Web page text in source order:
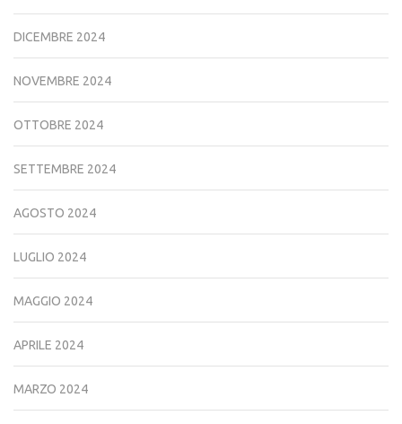
DICEMBRE 2024
NOVEMBRE 2024
OTTOBRE 2024
SETTEMBRE 2024
AGOSTO 2024
LUGLIO 2024
MAGGIO 2024
APRILE 2024
MARZO 2024